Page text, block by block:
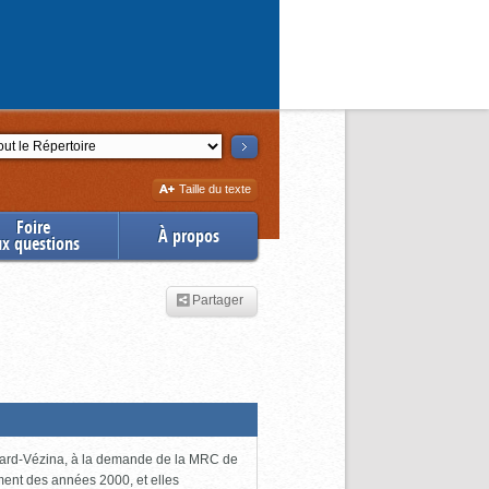
Augmenter
la
Taille du texte
Foire
questions À propos
Partager
Vézina, à la demande de la MRC de
des années 2000, et elles